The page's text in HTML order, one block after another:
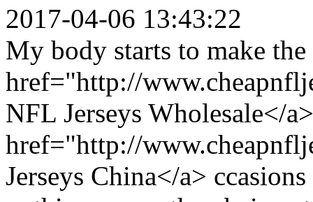
2017-04-06 13:43:22
My body starts to make
href="http://
NFL Jerseys Wholesale</
href="http://
Jerseys China</a>